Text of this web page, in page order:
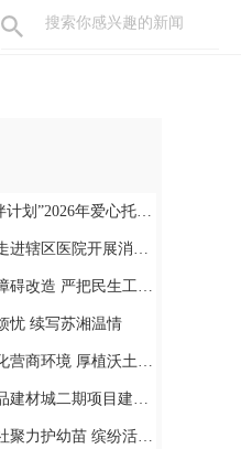
年爱心托管班圆满结束
开展消防知识培训及灭火演练
造 严把民生工程质量
忧 续写苏湘温情
境 厚植沃土汇聚发展动能
城二期项目建设情况
护幼苗 缤纷活动暖暑期